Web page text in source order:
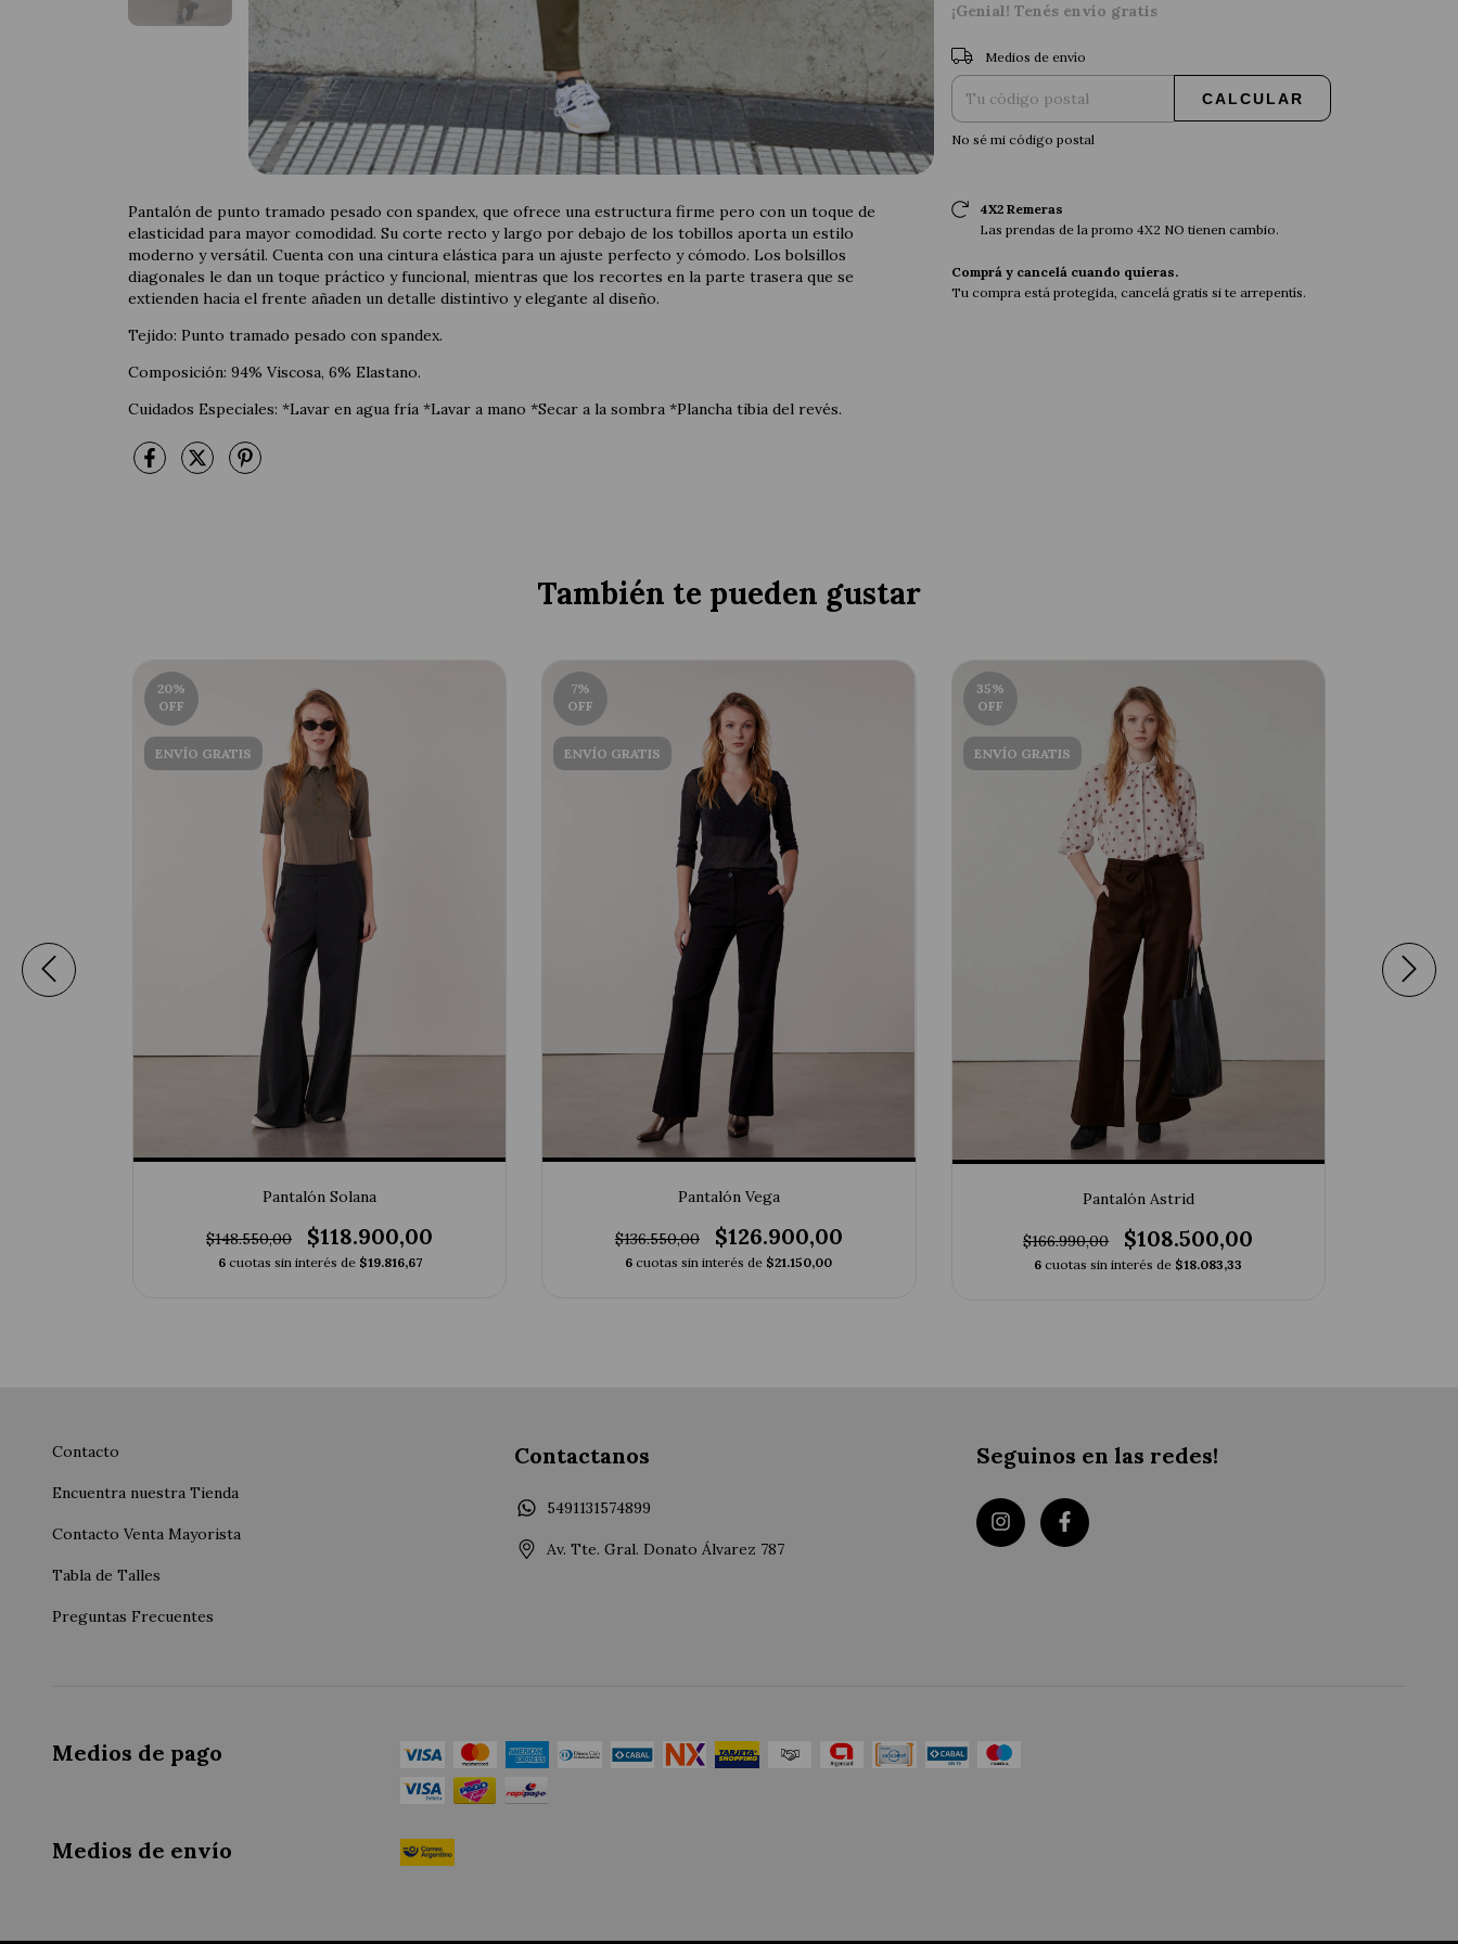
Pantalón de punto tramado pesado con spandex, que ofrece una estructura firme pero con un toque de
elasticidad para mayor comodidad. Su corte recto y largo por debajo de los tobillos aporta un estilo
moderno y versátil. Cuenta con una cintura elástica para un ajuste perfecto y cómodo. Los bolsillos
diagonales le dan un toque práctico y funcional, mientras que los recortes en la parte trasera que se
extienden hacia el frente añaden un detalle distintivo y elegante al diseño.
Tejido: Punto tramado pesado con spandex.
Composición: 94% Viscosa, 6% Elastano.
Cuidados Especiales: *Lavar en agua fría *Lavar a mano *Secar a la sombra *Plancha tibia del revés.
¡Genial! Tenés envío gratis
Entregas para el CP:
Medios de envío
CALCULAR
No sé mi código postal
4X2 Remeras
Las prendas de la promo 4X2 NO tienen cambio.
Comprá y cancelá cuando quieras.
Tu compra está protegida, cancelá gratis si te arrepentís.
También te pueden gustar
20%
OFF
ENVÍO GRATIS
Pantalón Solana
$148.550,00 $118.900,00
6 cuotas sin interés de $19.816,67
7%
OFF
ENVÍO GRATIS
Pantalón Vega
$136.550,00 $126.900,00
6 cuotas sin interés de $21.150,00
35%
OFF
ENVÍO GRATIS
Pantalón Astrid
$166.990,00 $108.500,00
6 cuotas sin interés de $18.083,33
Contacto
Encuentra nuestra Tienda
Contacto Venta Mayorista
Tabla de Talles
Preguntas Frecuentes
Contactanos
5491131574899
Av. Tte. Gral. Donato Álvarez 787
Seguinos en las redes!
Medios de pago
Medios de envío